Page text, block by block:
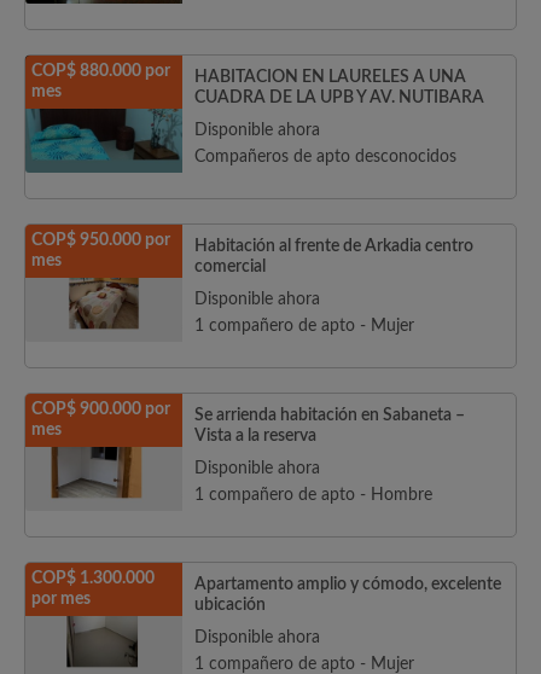
COP$ 880.000 por
mes
HABITACION EN LAURELES A UNA
CUADRA DE LA UPB Y AV. NUTIBARA
Disponible ahora
Compañeros de apto desconocidos
COP$ 950.000 por
mes
Habitación al frente de Arkadia centro
comercial
Disponible ahora
1 compañero de apto - Mujer
COP$ 900.000 por
mes
Se arrienda habitación en Sabaneta –
Vista a la reserva
Disponible ahora
1 compañero de apto - Hombre
COP$ 1.300.000
por mes
Apartamento amplio y cómodo, excelente
ubicación
Disponible ahora
1 compañero de apto - Mujer